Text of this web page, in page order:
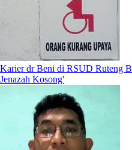
Karier dr Beni di RSUD Ruteng
Jenazah Kosong'